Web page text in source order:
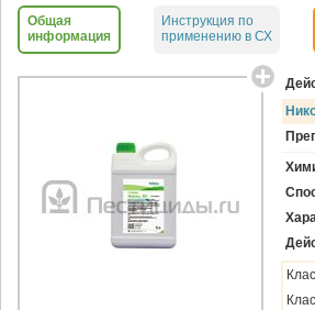
Общая
информация
Инструкция по
применению в СХ